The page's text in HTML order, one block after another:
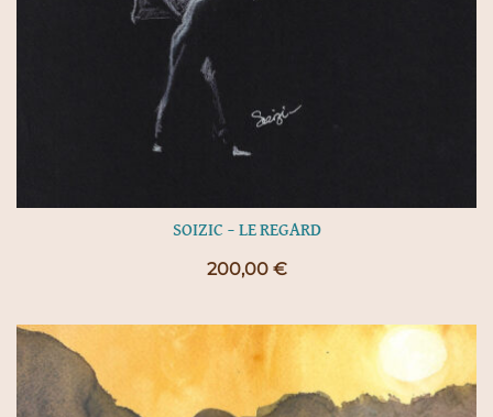
SOIZIC – LE REGARD
200,00 €